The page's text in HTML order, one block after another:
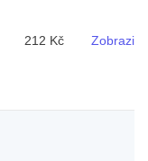
212 Kč Zobrazit